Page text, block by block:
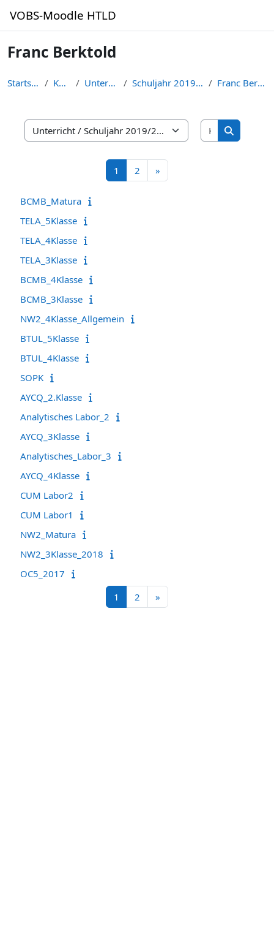
VOBS-Moodle HTLD
Franc Berktold
Startseite Kurse Unterricht Schuljahr 2019/2020 Franc Berktold
Kursbereiche
Kurse suchen
Kurse
1 Seite 1
2 Seite 2
»
BCMB_Matura
TELA_5Klasse
TELA_4Klasse
TELA_3Klasse
BCMB_4Klasse
BCMB_3Klasse
NW2_4Klasse_Allgemein
BTUL_5Klasse
BTUL_4Klasse
SOPK
AYCQ_2.Klasse
Analytisches Labor_2
AYCQ_3Klasse
Analytisches_Labor_3
AYCQ_4Klasse
CUM Labor2
CUM Labor1
NW2_Matura
NW2_3Klasse_2018
OC5_2017
1 Seite 1
2 Seite 2
»